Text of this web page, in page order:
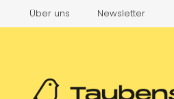
Über uns Newsletter